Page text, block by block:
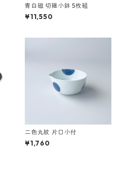
青白磁 切継小鉢 5枚組
¥11,550
二色丸紋 片口小付
¥1,760